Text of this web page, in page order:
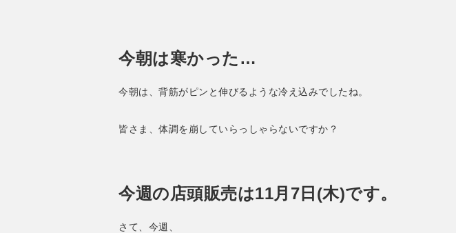
今朝は寒かった…
今朝は、背筋がピンと伸びるような冷え込みでしたね。
皆さま、体調を崩していらっしゃらないですか？
今週の店頭販売は11月7日(木)です。
さて、今週、